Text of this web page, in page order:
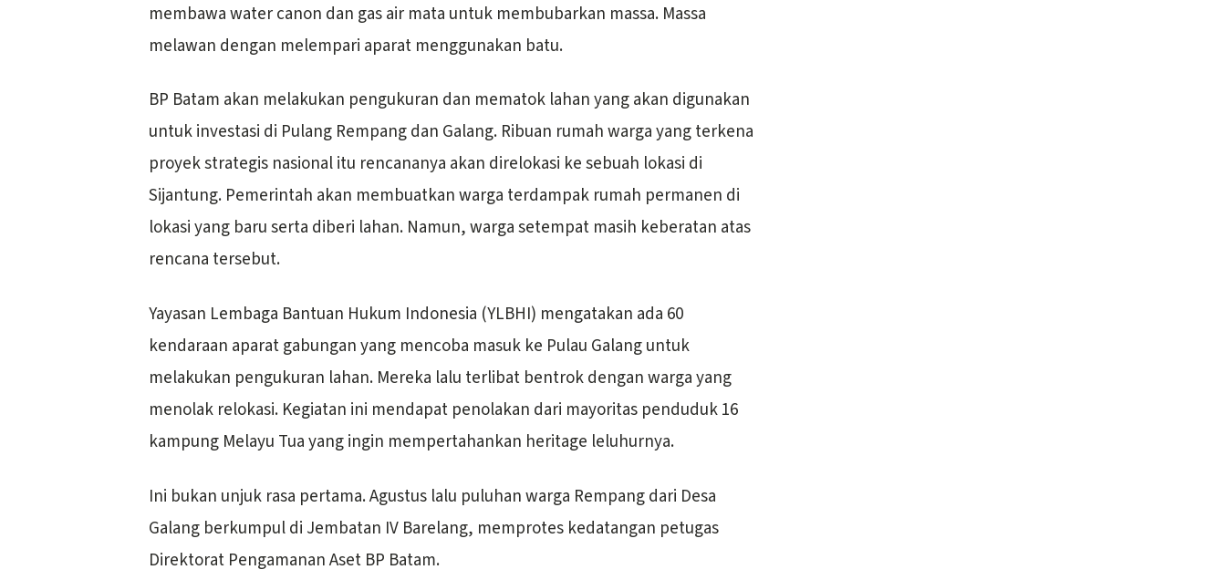
membawa water canon dan gas air mata untuk membubarkan massa. Massa
melawan dengan melempari aparat menggunakan batu.
BP Batam akan melakukan pengukuran dan mematok lahan yang akan digunakan
untuk investasi di Pulang Rempang dan Galang. Ribuan rumah warga yang terkena
proyek strategis nasional itu rencananya akan direlokasi ke sebuah lokasi di
Sijantung. Pemerintah akan membuatkan warga terdampak rumah permanen di
lokasi yang baru serta diberi lahan. Namun, warga setempat masih keberatan atas
rencana tersebut.
Yayasan Lembaga Bantuan Hukum Indonesia (YLBHI) mengatakan ada 60
kendaraan aparat gabungan yang mencoba masuk ke Pulau Galang untuk
melakukan pengukuran lahan. Mereka lalu terlibat bentrok dengan warga yang
menolak relokasi. Kegiatan ini mendapat penolakan dari mayoritas penduduk 16
kampung Melayu Tua yang ingin mempertahankan heritage leluhurnya.
Ini bukan unjuk rasa pertama. Agustus lalu puluhan warga Rempang dari Desa
Galang berkumpul di Jembatan IV Barelang, memprotes kedatangan petugas
Direktorat Pengamanan Aset BP Batam.